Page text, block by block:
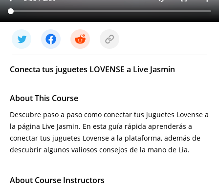
Conecta tus juguetes LOVENSE a Live Jasmin
About This Course
Descubre paso a paso como conectar tus juguetes Lovense a
la página Live Jasmin. En esta guía rápida aprenderás a
conectar tus juguetes Lovense a la plataforma, además de
descubrir algunos valiosos consejos de la mano de Lia.
About Course Instructors